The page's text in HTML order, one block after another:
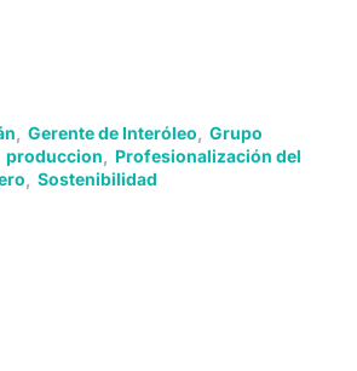
Gerente de Interóleo
Grupo
produccion
Profesionalización del
Sostenibilidad